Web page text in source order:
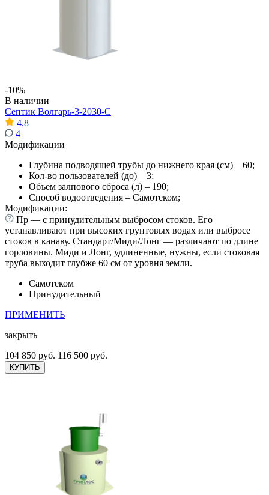
-10%
В наличии
Септик Волгарь-3-2030-С
4.8
4
Модификации
Глубина подводящей трубы до нижнего края (см) – 60;
Кол-во пользователей (до) – 3;
Объем залпового сброса (л) – 190;
Способ водоотведения – Самотеком;
Модификации:
Пр — с принудительным выбросом стоков. Его
устанавливают при высоких грунтовых водах или выбросе
стоков в канаву. Стандарт/Миди/Лонг — различают по длине
горловины. Миди и Лонг, удлиненные, нужны, если стоковая
труба выходит глубже 60 см от уровня земли.
Самотеком
Принудительный
ПРИМЕНИТЬ
закрыть
104 850 руб. 116 500 руб.
КУПИТЬ